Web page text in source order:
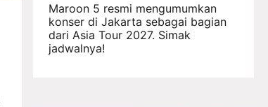
Maroon 5 resmi mengumumkan
konser di Jakarta sebagai bagian
dari Asia Tour 2027. Simak
jadwalnya!